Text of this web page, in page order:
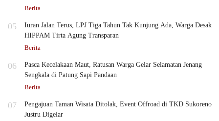
Berita
05
Iuran Jalan Terus, LPJ Tiga Tahun Tak Kunjung Ada, Warga Desak
HIPPAM Tirta Agung Transparan
Berita
06
Pasca Kecelakaan Maut, Ratusan Warga Gelar Selamatan Jenang
Sengkala di Patung Sapi Pandaan
Berita
07
Pengajuan Taman Wisata Ditolak, Event Offroad di TKD Sukoreno
Justru Digelar